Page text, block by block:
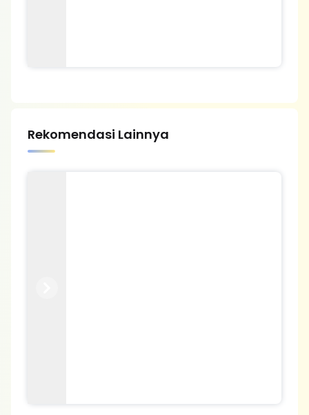
Rekomendasi Lainnya